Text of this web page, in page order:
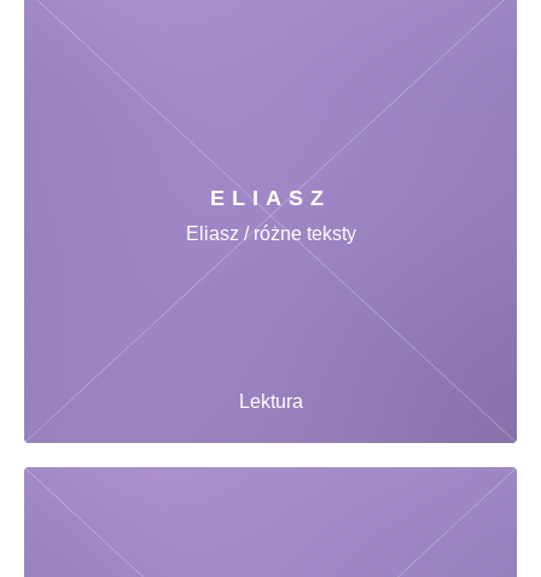
ELIASZ
Lektura
Eliasz / różne teksty